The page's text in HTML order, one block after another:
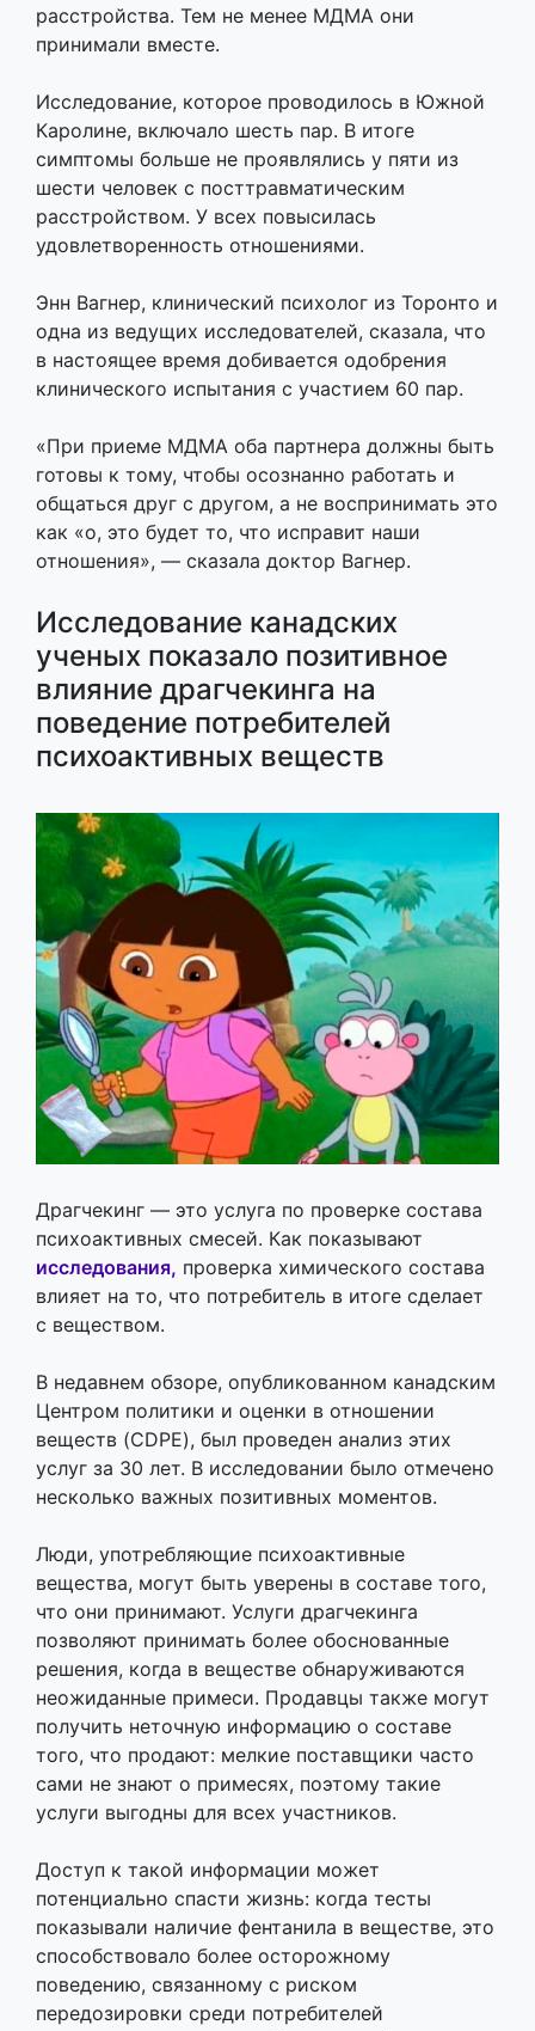
расстройства. Тем не менее МДМА они
принимали вместе.
Исследование, которое проводилось в Южной
Каролине, включало шесть пар. В итоге
симптомы больше не проявлялись у пяти из
шести человек с посттравматическим
расстройством. У всех повысилась
удовлетворенность отношениями.
Энн Вагнер, клинический психолог из Торонто и
одна из ведущих исследователей, сказала, что
в настоящее время добивается одобрения
клинического испытания с участием 60 пар.
«При приеме МДМА оба партнера должны быть
готовы к тому, чтобы осознанно работать и
общаться друг с другом, а не воспринимать это
как «о, это будет то, что исправит наши
отношения», — сказала доктор Вагнер.
Исследование канадских
ученых показало позитивное
влияние драгчекинга на
поведение потребителей
психоактивных веществ
Драгчекинг — это услуга по проверке состава
психоактивных смесей. Как показывают
исследования, проверка химического состава
влияет на то, что потребитель в итоге сделает
с веществом.
В недавнем обзоре, опубликованном канадским
Центром политики и оценки в отношении
веществ (CDPE), был проведен анализ этих
услуг за 30 лет. В исследовании было отмечено
несколько важных позитивных моментов.
Люди, употребляющие психоактивные
вещества, могут быть уверены в составе того,
что они принимают. Услуги драгчекинга
позволяют принимать более обоснованные
решения, когда в веществе обнаруживаются
неожиданные примеси. Продавцы также могут
получить неточную информацию о составе
того, что продают: мелкие поставщики часто
сами не знают о примесях, поэтому такие
услуги выгодны для всех участников.
Доступ к такой информации может
потенциально спасти жизнь: когда тесты
показывали наличие фентанила в веществе, это
способствовало более осторожному
поведению, связанному с риском
передозировки среди потребителей